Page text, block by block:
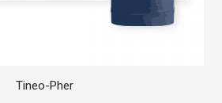
Tineo-Pher